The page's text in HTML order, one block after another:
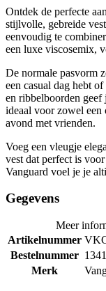
Ontdek de perfecte
stijlvolle, gebreide
eenvoudig te
een luxe viscosemix,
De normale pasvorm
een casual dag hebt
en ribbelboorden
ideaal voor zowel een
avond met vrienden.
Voeg een vleugje
vest dat perfect is
Vanguard voel je je
Gegevens
Meer
Artikelnummer
Bestelnummer
Merk